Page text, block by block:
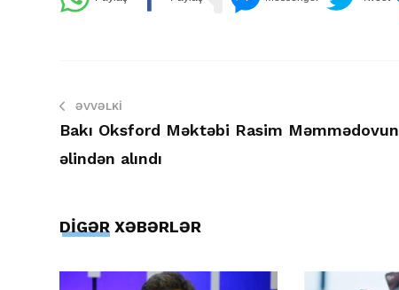
ƏVVƏLKI
Bakı Oksford Məktəbi Rasim Məmmədovun
əlindən alındı
DİGƏR XƏBƏRLƏR